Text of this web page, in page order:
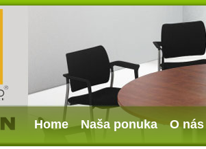
Home Naša ponuka O nás